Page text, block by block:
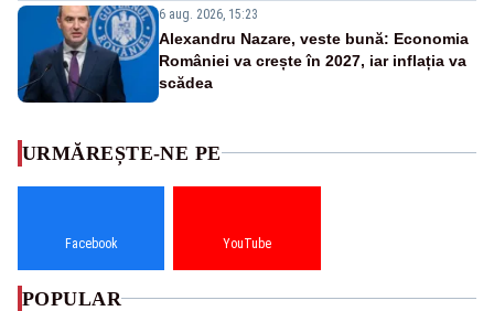
6 aug. 2026, 15:23
Alexandru Nazare, veste bună: Economia
României va crește în 2027, iar inflația va
scădea
URMĂREȘTE-NE PE
Facebook YouTube
POPULAR